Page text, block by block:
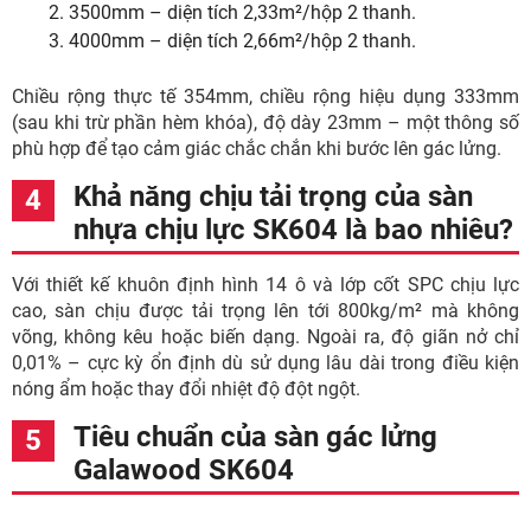
3500mm – diện tích 2,33m²/hộp 2 thanh.
4000mm – diện tích 2,66m²/hộp 2 thanh.
Chiều rộng thực tế 354mm, chiều rộng hiệu dụng 333mm
(sau khi trừ phần hèm khóa), độ dày 23mm – một thông số
phù hợp để tạo cảm giác chắc chắn khi bước lên gác lửng.
Khả năng chịu tải trọng của sàn
nhựa chịu lực SK604 là bao nhiêu?
Với thiết kế khuôn định hình 14 ô và lớp cốt SPC chịu lực
cao, sàn chịu được tải trọng lên tới 800kg/m² mà không
võng, không kêu hoặc biến dạng. Ngoài ra, độ giãn nở chỉ
0,01% – cực kỳ ổn định dù sử dụng lâu dài trong điều kiện
nóng ẩm hoặc thay đổi nhiệt độ đột ngột.
Tiêu chuẩn của sàn gác lửng
Galawood SK604